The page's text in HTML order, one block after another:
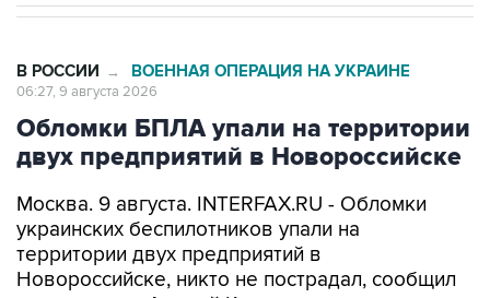
Обломки БПЛА упали на территории
двух предприятий в Новороссийске
Москва. 9 августа. INTERFAX.RU - Обломки
территории двух предприятий в
Новороссийске, никто не пострадал, сообщил
глава города Андрей Кравченко в своем
канале в мессенджере Max в воскресенье.